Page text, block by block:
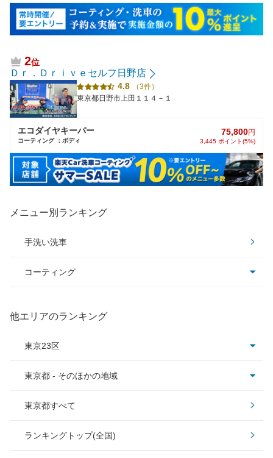
2位
Ｄｒ．Ｄｒｉｖｅセルフ日野店
4.8
（3件）
東京都日野市上田１１４－１
エコダイヤキーパー
コーティング ：ボディ
75,800円
3,445 ポイント(5%)
メニュー別ランキング
手洗い洗車
コーティング
他エリアのランキング
東京23区
板橋区
大田区
葛飾区
東京都 - そのほかの地域
昭島市
あきる野市
東京都すべて
ランキングトップ(全国)